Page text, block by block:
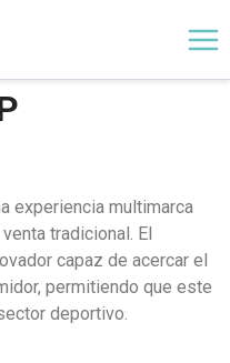
experiencia multimarca
tradicional. El
capaz de acercar el
permitiendo que este
deportivo.